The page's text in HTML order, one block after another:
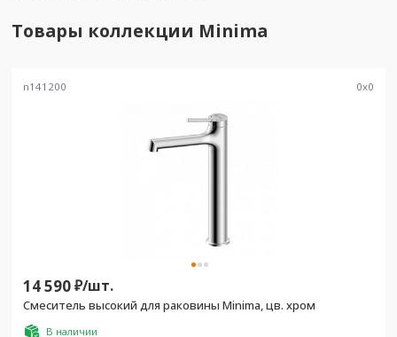
Товары коллекции Minima
n141200 0x0
14 590₽/шт.
Смеситель высокий для раковины Minima, цв. хром
В наличии